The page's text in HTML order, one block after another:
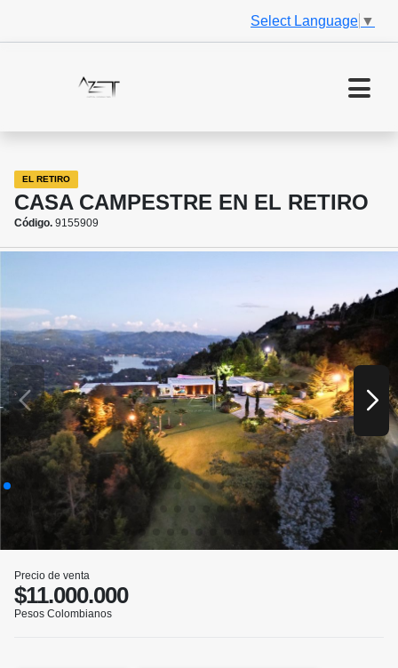
Select Language ▼
EL RETIRO
CASA CAMPESTRE EN EL RETIRO
Código. 9155909
Precio de venta
$11.000.000
Pesos Colombianos